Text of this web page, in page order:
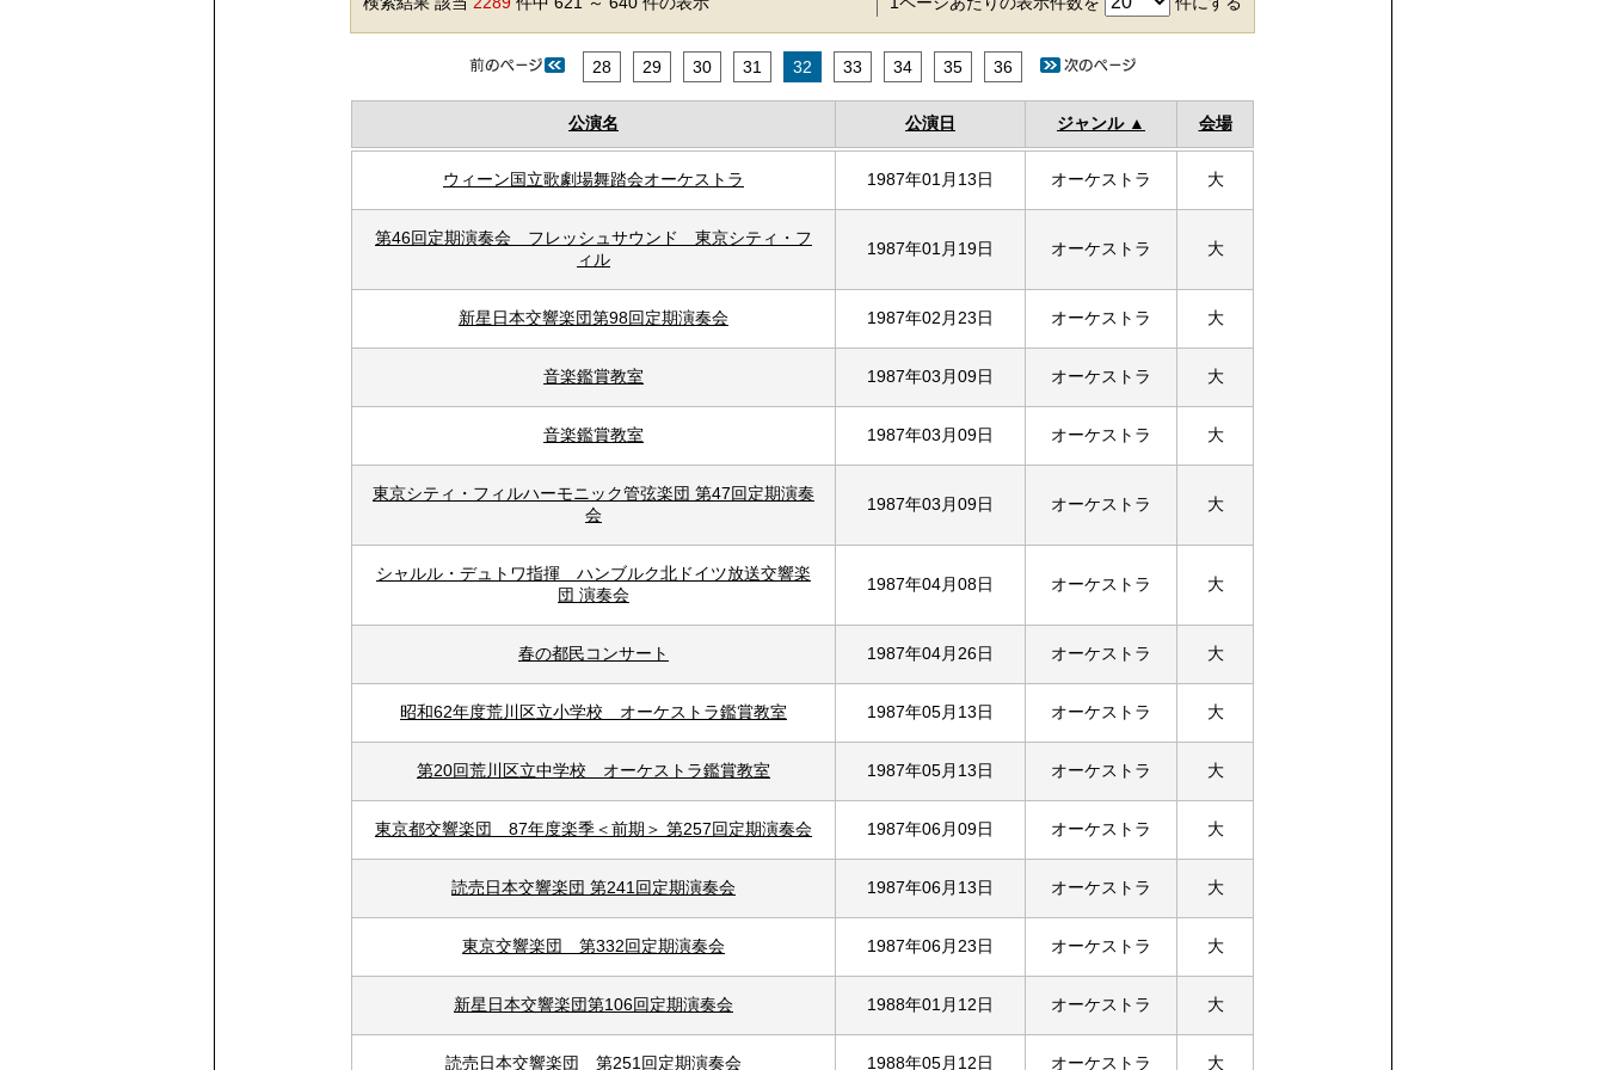
28 29 30 31 32 33 34 35 36
公演名 公演日 ジャンル 会場
ウィーン国立歌劇場舞踏会オーケストラ 1987年01月13日 オーケストラ 大
第46回定期演奏会 フレッシュサウンド 東京シティ・フ
ィル
1987年01月19日 オーケストラ 大
新星日本交響楽団第98回定期演奏会 1987年02月23日 オーケストラ 大
音楽鑑賞教室 1987年03月09日 オーケストラ 大
音楽鑑賞教室 1987年03月09日 オーケストラ 大
東京シティ・フィルハーモニック管弦楽団 第47回定期演奏
会
1987年03月09日 オーケストラ 大
シャルル・デュトワ指揮 ハンブルク北ドイツ放送交響楽
団 演奏会
1987年04月08日 オーケストラ 大
春の都民コンサート 1987年04月26日 オーケストラ 大
昭和62年度荒川区立小学校 オーケストラ鑑賞教室 1987年05月13日 オーケストラ 大
第20回荒川区立中学校 オーケストラ鑑賞教室 1987年05月13日 オーケストラ 大
東京都交響楽団 87年度楽季＜前期＞ 第257回定期演奏会 1987年06月09日 オーケストラ 大
読売日本交響楽団 第241回定期演奏会 1987年06月13日 オーケストラ 大
東京交響楽団 第332回定期演奏会 1987年06月23日 オーケストラ 大
新星日本交響楽団第106回定期演奏会 1988年01月12日 オーケストラ 大
読売日本交響楽団 第251回定期演奏会 1988年05月12日 オーケストラ 大